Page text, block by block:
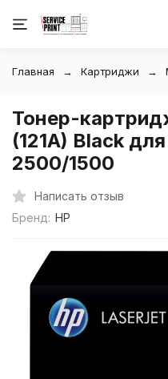
Главная Картриджи
Тонер-
(121A) Black
2500/1500
Написать отзыв
Бренд: HP